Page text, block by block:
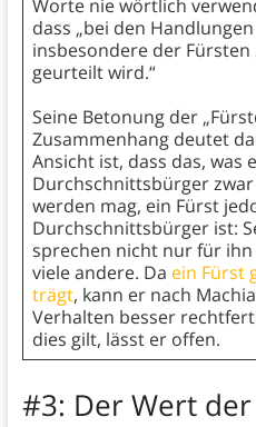
Worte nie wörtlich
dass „bei den
insbesondere der
geurteilt wird.“
Seine Betonung der
Zusammenhang deutet
Ansicht ist, dass das, was
Durchschnittsbürger
werden mag, ein Fürst
Durchschnittsbürger ist:
sprechen nicht nur für
viele andere. Da ein Fürst
trägt, kann er nach
Verhalten besser
dies gilt, lässt er offen.
#3: Der Wert